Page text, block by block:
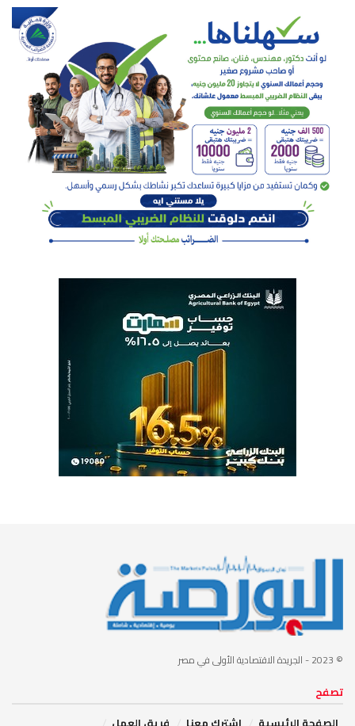
© 2023 - الجريدة الاقتصادية الأولى في مصر
تصفح